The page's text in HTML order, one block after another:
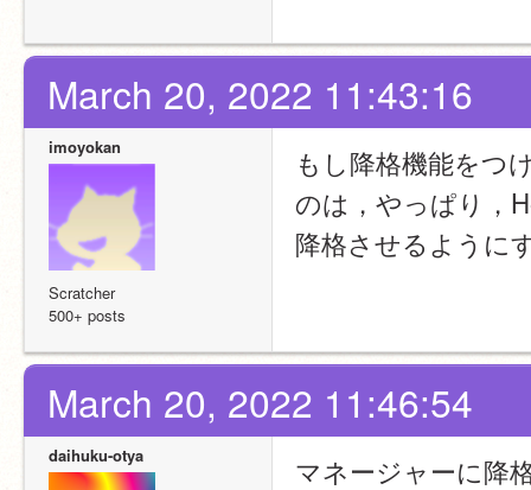
March 20, 2022 11:43:16
imoyokan
Scratcher
500+ posts
もし降格機能をつ
のは，やっぱり，
降格させるように
March 20, 2022 11:46:54
daihuku-otya
マネージャーに降